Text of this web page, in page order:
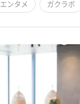
エンタメ ガクラボ